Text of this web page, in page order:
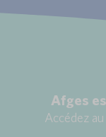
Afges
Accédez